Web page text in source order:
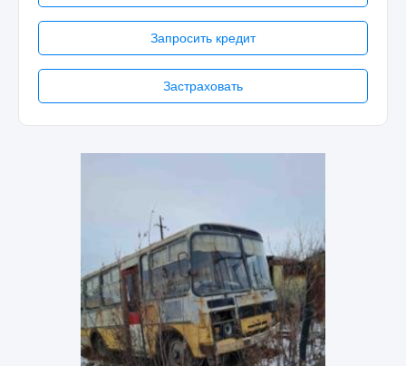
Запросить кредит
Застраховать